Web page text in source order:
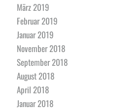
März 2019
Februar 2019
Januar 2019
November 2018
September 2018
August 2018
April 2018
Januar 2018